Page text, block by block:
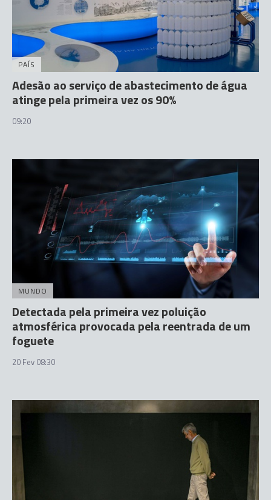
PAÍS
Adesão ao serviço de abastecimento de água
atinge pela primeira vez os 90%
09:20
MUNDO
Detectada pela primeira vez poluição
atmosférica provocada pela reentrada de um
foguete
20 Fev 08:30